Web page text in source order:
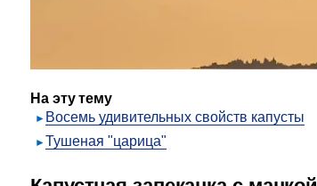
На эту тему
Восемь удивительных свойств капусты
Тушеная "царица"